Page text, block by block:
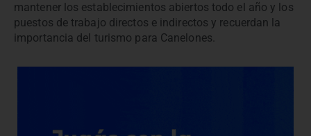
mantener los establecimientos abiertos todo el año y los
puestos de trabajo directos e indirectos y recuerdan la
importancia del turismo para Canelones.